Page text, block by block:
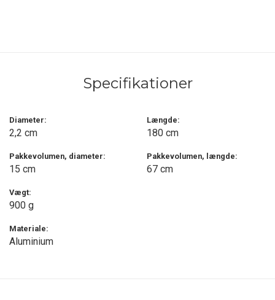
Specifikationer
Diameter:
2,2 cm
Længde:
180 cm
Pakkevolumen, diameter:
15 cm
Pakkevolumen, længde:
67 cm
Vægt:
900 g
Materiale:
Aluminium